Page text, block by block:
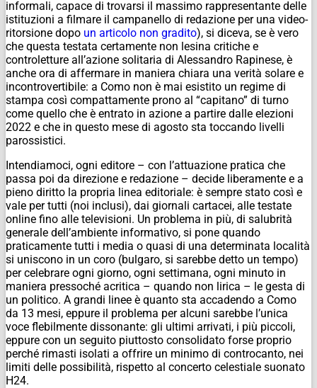
informali, capace di trovarsi il massimo rappresentante delle
istituzioni a filmare il campanello di redazione per una video-
ritorsione dopo un articolo non gradito), si diceva, se è vero
che questa testata certamente non lesina critiche e
controletture all’azione solitaria di Alessandro Rapinese, è
anche ora di affermare in maniera chiara una verità solare e
incontrovertibile: a Como non è mai esistito un regime di
stampa così compattamente prono al “capitano” di turno
come quello che è entrato in azione a partire dalle elezioni
2022 e che in questo mese di agosto sta toccando livelli
parossistici.
Intendiamoci, ogni editore – con l’attuazione pratica che
passa poi da direzione e redazione – decide liberamente e a
pieno diritto la propria linea editoriale: è sempre stato così e
vale per tutti (noi inclusi), dai giornali cartacei, alle testate
online fino alle televisioni. Un problema in più, di salubrità
generale dell’ambiente informativo, si pone quando
praticamente tutti i media o quasi di una determinata località
si uniscono in un coro (bulgaro, si sarebbe detto un tempo)
per celebrare ogni giorno, ogni settimana, ogni minuto in
maniera pressoché acritica – quando non lirica – le gesta di
un politico. A grandi linee è quanto sta accadendo a Como
da 13 mesi, eppure il problema per alcuni sarebbe l’unica
voce flebilmente dissonante: gli ultimi arrivati, i più piccoli,
eppure con un seguito piuttosto consolidato forse proprio
perché rimasti isolati a offrire un minimo di controcanto, nei
limiti delle possibilità, rispetto al concerto celestiale suonato
H24.